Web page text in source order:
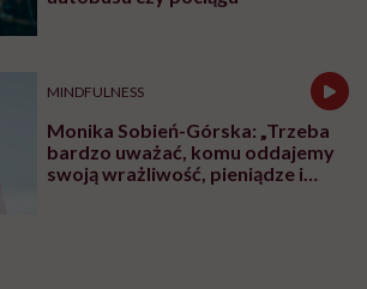
MINDFULNESS
Monika Sobień-Górska: „Trzeba
bardzo uważać, komu oddajemy
swoją wrażliwość, pieniądze i